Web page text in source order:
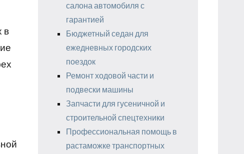
в
салона автомобиля с
гарантией
Бюджетный седан для
ежедневных городских
поездок
Ремонт ходовой части и
подвески машины
Запчасти для гусеничной и
строительной спецтехники
Профессиональная помощь в
растаможке транспортных